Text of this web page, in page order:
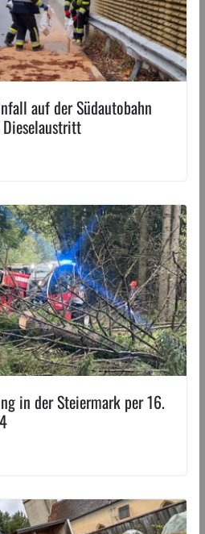
auf der Südautobahn
in der Steiermark per 16.